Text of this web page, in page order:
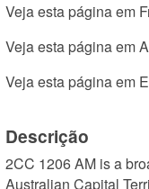
Veja esta página em
Veja esta página em
Veja esta página em
Descrição
2CC 1206 AM is a
Australian Capital